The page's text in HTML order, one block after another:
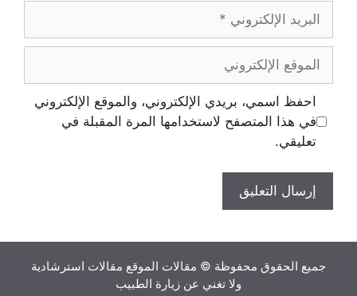
البريد
الإلكتروني
الموقع
الإلكتروني
احفظ اسمي، بريدي الإلكتروني، والموقع الإلكتروني
في هذا المتصفح لاستخدامها المرة المقبلة في
تعليقي.
جميع الحقوق محفوظة © مقالات الموقع مقالات استرشادية
ولا تغني عن زيارة الطبيب